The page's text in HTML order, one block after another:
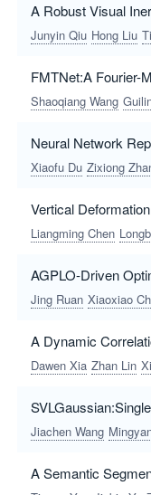
A Robust Visual
Junyin Qiu Hong Liu
FMTNet:A Fourier-
Shaoqiang Wang
Neural Network
Xiaofu Du Zixiong
Vertical
Liangming Chen
AGPLO-Driven
Jing Ruan Xiaoxiao
A Dynamic
Dawen Xia Zhan Lin
Jiachen Wang
A Semantic